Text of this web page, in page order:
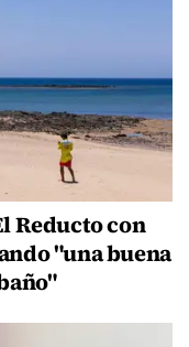
Reducto con
"una buena